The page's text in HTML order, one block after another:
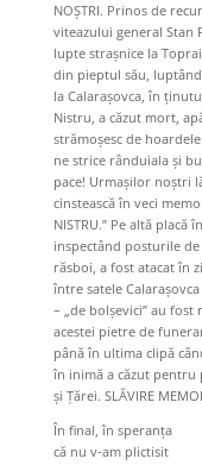
NOŞTRI. Prinos de
viteazului general Stan
lupte strașnice la
din pieptul său,
la Calarașovca, în
Nistru, a căzut mort,
strămoșesc de
ne strice rânduiala și
pace! Urmașilor noștri
cinstească în veci
NISTRU.” Pe altă placă
inspectând posturile
răsboi, a fost atacat în
între satele
– „de bolșevici” au
acestei pietre de
până în ultima clipă
în inimă a căzut
și Ţărei. SLĂVIRE
În final, în speranța
că nu v-am plictisit